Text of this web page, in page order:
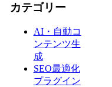
カテゴリー
AI・自動コ
ンテンツ生
成
SEO最適化
プラグイン